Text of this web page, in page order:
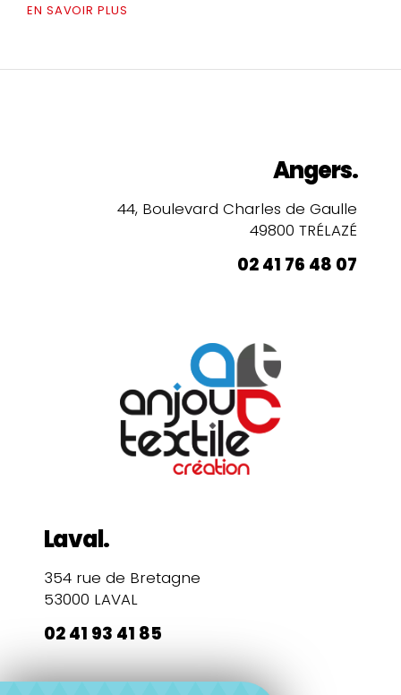
EN SAVOIR PLUS
Angers.
44, Boulevard Charles de Gaulle
49800 TRÉLAZÉ
02 41 76 48 07
Laval.
354 rue de Bretagne
53000 LAVAL
02 41 93 41 85